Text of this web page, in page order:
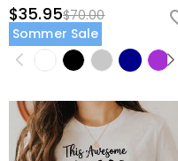
$35.95$70.00
Sommer Sale